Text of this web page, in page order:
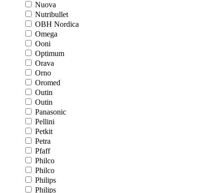
Nuova
Nutribullet
OBH Nordica
Omega
Ooni
Optimum
Orava
Orno
Oromed
Outin
Outin
Panasonic
Pellini
Petkit
Petra
Pfaff
Philco
Philco
Philips
Philips